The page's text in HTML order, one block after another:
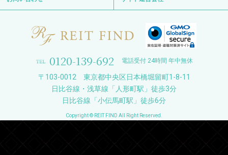
0120-139-692 電話受付 24時間 年中無休
〒103-0012 東京都中央区日本橋堀留町1-8-11
日比谷線・浅草線「人形町駅」徒歩3分
日比谷線「小伝馬町駅」徒歩6分
Copyright © REIT FIND All Right Reserved.